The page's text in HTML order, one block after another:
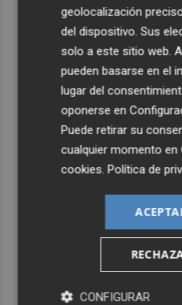
La serie murciana
peluche malhablado y
geolocalización
del dispositivo. Sus
solo a este sitio web.
pueden basarse en el
lugar del
oponerse en
Puede retirar su
cualquier momento en
cookies .Política de
CONFIGURAR